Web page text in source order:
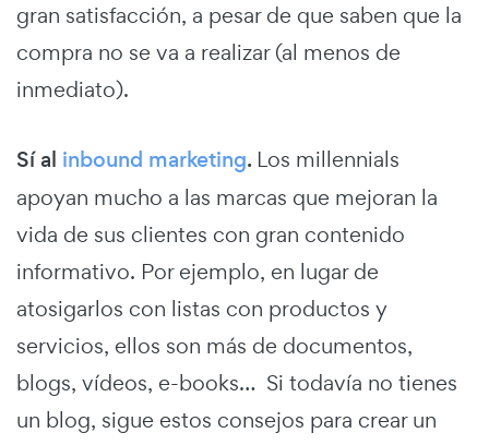
gran satisfacción, a pesar de que saben que la
compra no se va a realizar (al menos de
inmediato).
Sí al inbound marketing. Los millennials
apoyan mucho a las marcas que mejoran la
vida de sus clientes con gran contenido
informativo. Por ejemplo, en lugar de
atosigarlos con listas con productos y
servicios, ellos son más de documentos,
blogs, vídeos, e-books… Si todavía no tienes
un blog, sigue estos consejos para crear un